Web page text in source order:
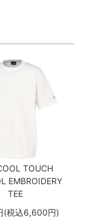
TOUCH
EMBROIDERY
TEE
(税込6,600円)